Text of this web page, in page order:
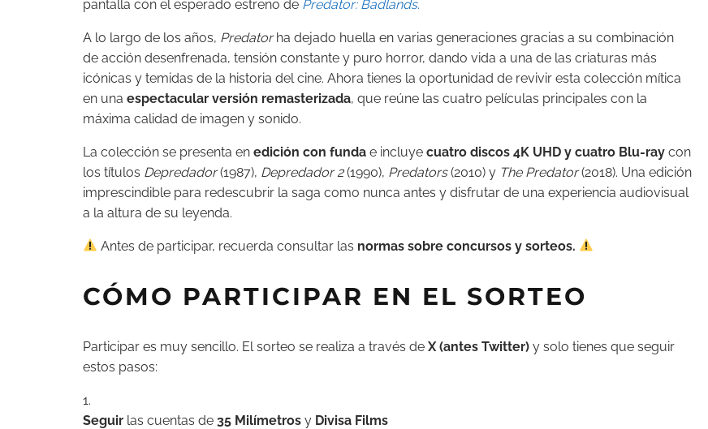
pantalla con el esperado estreno de Predator: Badlands.
A lo largo de los años, Predatorha dejado huella en varias generaciones gracias a su combinación
de acción desenfrenada, tensión constante y puro horror, dando vida a una de las criaturas más
icónicas y temidas de la historia del cine. Ahora tienes la oportunidad de revivir esta colección mítica
en una espectacular versión remasterizada, que reúne las cuatro películas principales con la
máxima calidad de imagen y sonido.
La colección se presenta en edición con funda e incluye cuatro discos 4K UHD y cuatro Blu-ray con
los títulos Depredador(1987), Depredador 2(1990), Predators(2010) y The Predator(2018). Una edición
imprescindible para redescubrir la saga como nunca antes y disfrutar de una experiencia audiovisual
a la altura de su leyenda.
Antes de participar, recuerda consultar las normas sobre concursos y sorteos.
CÓMO PARTICIPAR EN EL SORTEO
Participar es muy sencillo. El sorteo se realiza a través de X (antes Twitter) y solo tienes que seguir
estos pasos:
Seguir las cuentas de 35 Milímetros y Divisa Films